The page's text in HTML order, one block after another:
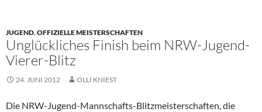
JUGEND,OFFIZIELLE MEISTERSCHAFTEN
Unglückliches Finish beim NRW-Jugend-
Vierer-Blitz
24. JUNI 2012 OLLI KNIEST
Die NRW-Jugend-Mannschafts-Blitzmeisterschaften, die